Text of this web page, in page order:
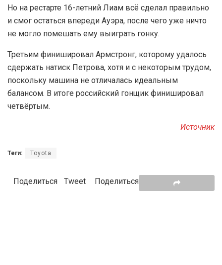
Но на рестарте 16-летний Лиам всё сделал правильно
и смог остаться впереди Ауэра, после чего уже ничто
не могло помешать ему выиграть гонку.
Третьим финишировал Армстронг, которому удалось
сдержать натиск Петрова, хотя и с некоторым трудом,
поскольку машина не отличалась идеальным
балансом. В итоге российский гонщик финишировал
четвёртым.
Источник
Теги: Toyota
Поделиться Tweet Поделиться